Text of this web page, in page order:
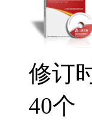
修订
40个